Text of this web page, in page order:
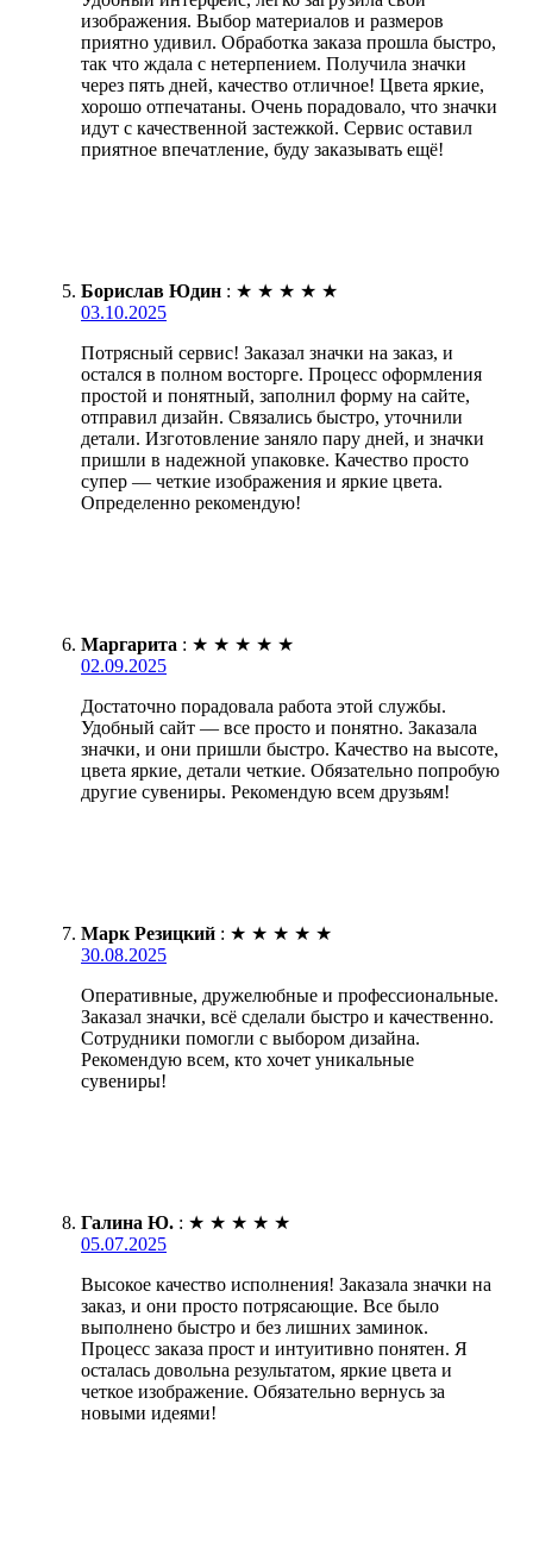
изображения. Выбор материалов и размеров
приятно удивил. Обработка заказа прошла быстро,
так что ждала с нетерпением. Получила значки
через пять дней, качество отличное! Цвета яркие,
хорошо отпечатаны. Очень порадовало, что значки
идут с качественной застежкой. Сервис оставил
приятное впечатление, буду заказывать ещё!
Борислав Юдин : ★ ★ ★ ★ ★
03.10.2025
Потрясный сервис! Заказал значки на заказ, и
остался в полном восторге. Процесс оформления
простой и понятный, заполнил форму на сайте,
отправил дизайн. Связались быстро, уточнили
детали. Изготовление заняло пару дней, и значки
пришли в надежной упаковке. Качество просто
супер — четкие изображения и яркие цвета.
Определенно рекомендую!
Маргарита : ★ ★ ★ ★ ★
02.09.2025
Достаточно порадовала работа этой службы.
Удобный сайт — все просто и понятно. Заказала
значки, и они пришли быстро. Качество на высоте,
цвета яркие, детали четкие. Обязательно попробую
другие сувениры. Рекомендую всем друзьям!
Марк Резицкий : ★ ★ ★ ★ ★
30.08.2025
Оперативные, дружелюбные и профессиональные.
Заказал значки, всё сделали быстро и качественно.
Сотрудники помогли с выбором дизайна.
Рекомендую всем, кто хочет уникальные
сувениры!
Галина Ю. : ★ ★ ★ ★ ★
05.07.2025
Высокое качество исполнения! Заказала значки на
заказ, и они просто потрясающие. Все было
выполнено быстро и без лишних заминок.
Процесс заказа прост и интуитивно понятен. Я
осталась довольна результатом, яркие цвета и
четкое изображение. Обязательно вернусь за
новыми идеями!